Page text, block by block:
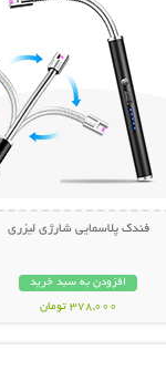
فندک پلاسمایی شارژی لیزری
افزودن به سبد خرید
378,000 تومان